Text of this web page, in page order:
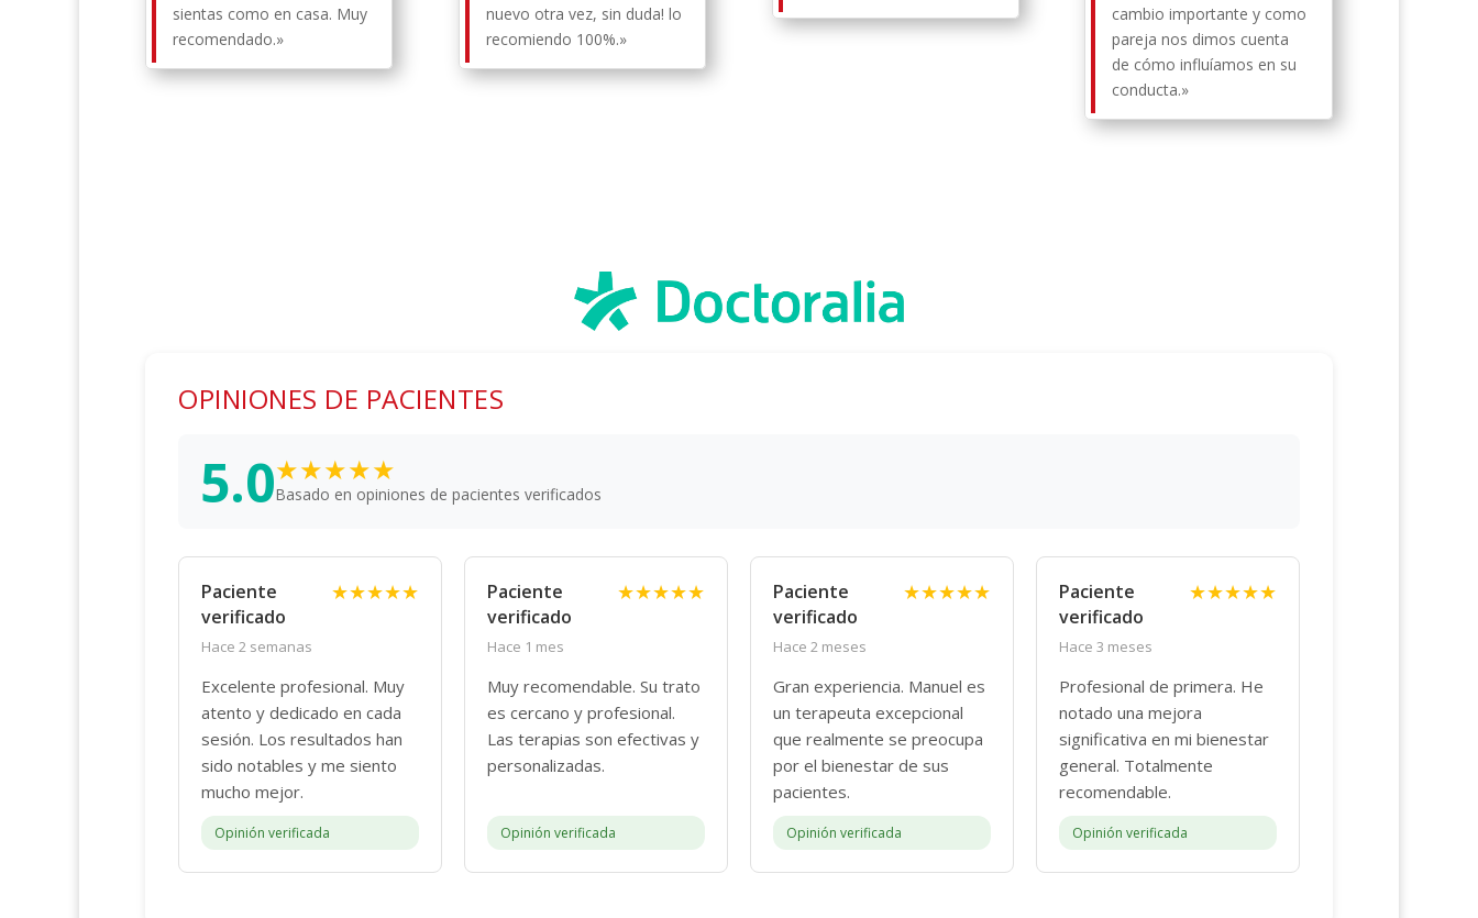
sientas como en casa. Muy
recomendado.»
nuevo otra vez, sin duda! lo
recomiendo 100%.»
cambio importante y como
pareja nos dimos cuenta
de cómo influíamos en su
conducta.»
OPINIONES DE PACIENTES
5.0★★★★★
Basado en opiniones de pacientes verificados
Paciente
verificado
Hace 2 semanas
★★★★★
Excelente profesional. Muy
atento y dedicado en cada
sesión. Los resultados han
sido notables y me siento
mucho mejor.
Opinión verificada
Paciente
verificado
Hace 1 mes
★★★★★
Muy recomendable. Su trato
es cercano y profesional.
Las terapias son efectivas y
personalizadas.
Opinión verificada
Paciente
verificado
Hace 2 meses
★★★★★
Gran experiencia. Manuel es
un terapeuta excepcional
que realmente se preocupa
por el bienestar de sus
pacientes.
Opinión verificada
Paciente
verificado
Hace 3 meses
★★★★★
Profesional de primera. He
notado una mejora
significativa en mi bienestar
general. Totalmente
recomendable.
Opinión verificada